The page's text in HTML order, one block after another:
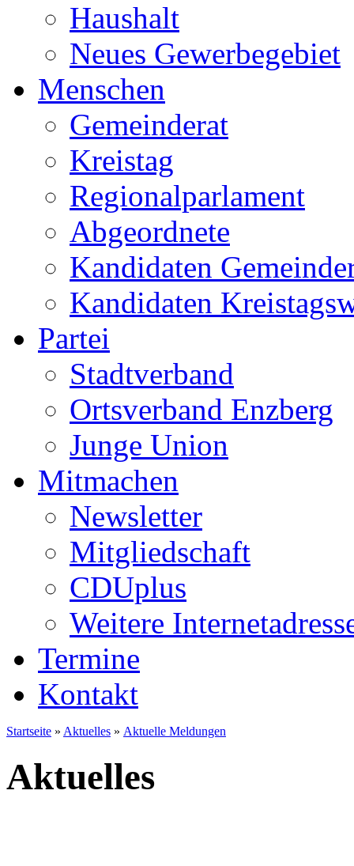
Haushalt
Neues Gewerbegebiet
Menschen
Gemeinderat
Kreistag
Regionalparlament
Abgeordnete
Kandidaten
Kandidaten
Partei
Stadtverband
Ortsverband Enzberg
Junge Union
Mitmachen
Newsletter
Mitgliedschaft
CDUplus
Weitere
Termine
Kontakt
Startseite » Aktuelles » Aktuelle Meldungen
Aktuelles